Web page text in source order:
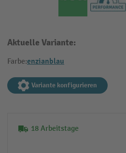
Aktuelle Variante:
Farbe:enzianblau
Variante konfigurieren
18 Arbeitstage